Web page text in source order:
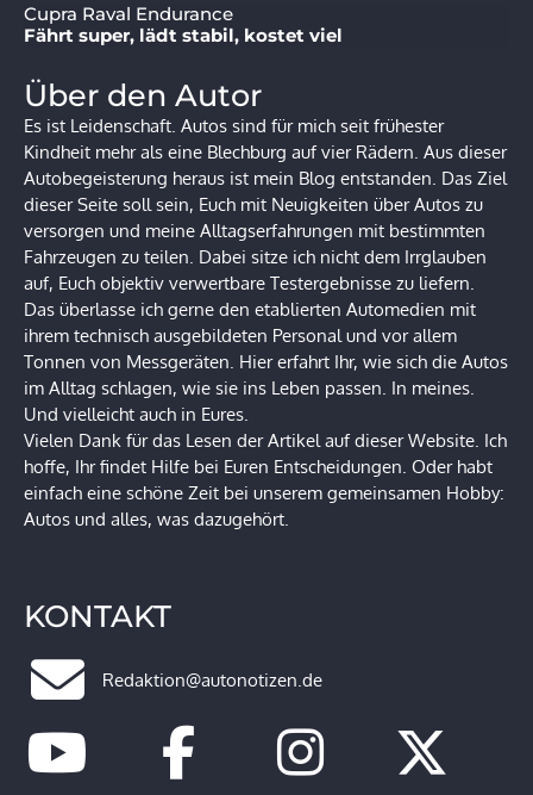
Cupra Raval Endurance
Fährt super, lädt stabil, kostet viel
Über den Autor
Es ist Leidenschaft. Autos sind für mich seit frühester
Kindheit mehr als eine Blechburg auf vier Rädern. Aus dieser
Autobegeisterung heraus ist mein Blog entstanden. Das Ziel
dieser Seite soll sein, Euch mit Neuigkeiten über Autos zu
versorgen und meine Alltagserfahrungen mit bestimmten
Fahrzeugen zu teilen. Dabei sitze ich nicht dem Irrglauben
auf, Euch objektiv verwertbare Testergebnisse zu liefern.
Das überlasse ich gerne den etablierten Automedien mit
ihrem technisch ausgebildeten Personal und vor allem
Tonnen von Messgeräten. Hier erfahrt Ihr, wie sich die Autos
im Alltag schlagen, wie sie ins Leben passen. In meines.
Und vielleicht auch in Eures.
Vielen Dank für das Lesen der Artikel auf dieser Website. Ich
hoffe, Ihr findet Hilfe bei Euren Entscheidungen. Oder habt
einfach eine schöne Zeit bei unserem gemeinsamen Hobby:
Autos und alles, was dazugehört.
KONTAKT
Redaktion@autonotizen.de